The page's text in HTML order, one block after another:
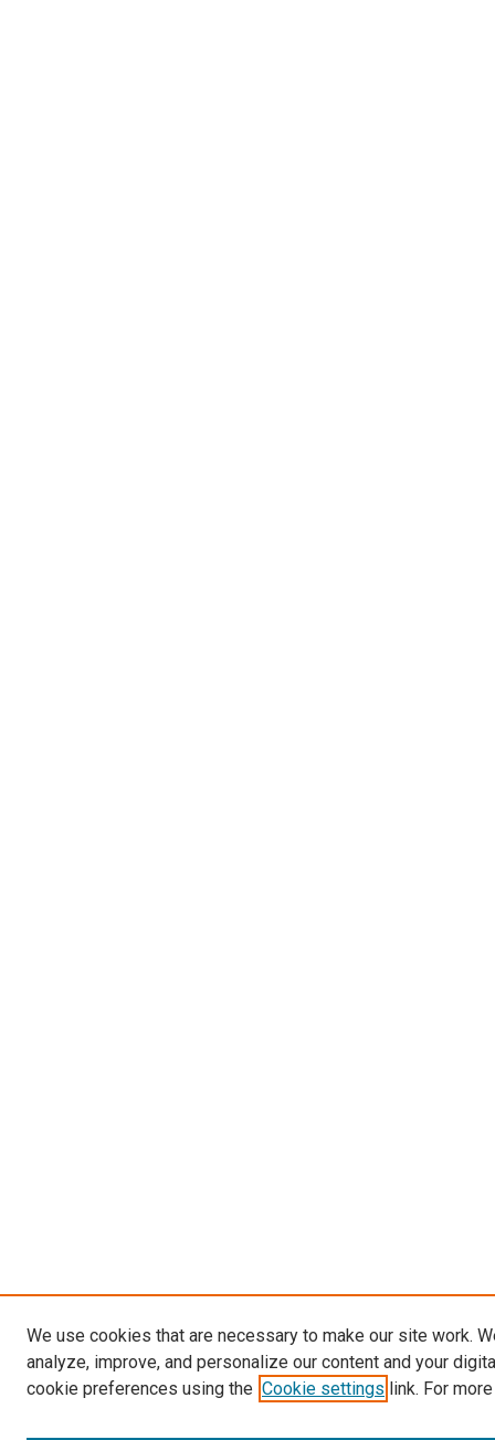
We use cookies that are necessary to make our site work.
analyze, improve, and personalize our content and your
cookie preferences using the Cookie settings link. For